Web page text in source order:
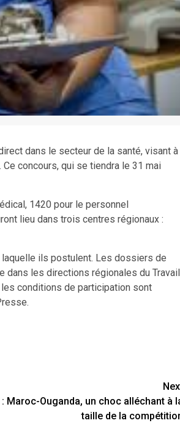
dans le secteur de la santé, visant à
concours, qui se tiendra le 31 mai
1420 pour le personnel
lieu dans trois centres régionaux :
ils postulent. Les dossiers de
dans les directions régionales du Travail
conditions de participation sont
: Maroc-Ouganda, un choc alléchant à
taille de la